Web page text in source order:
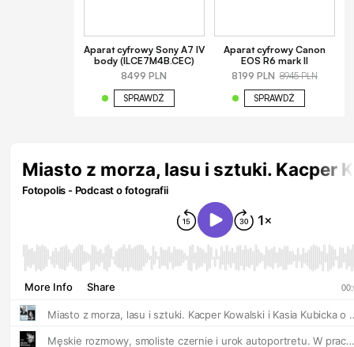
Aparat cyfrowy Sony A7 IV
body (ILCE7M4B.CEC)
8499 PLN
SPRAWDŹ
Aparat cyfrowy Canon
EOS R6 mark II
8199 PLN 8945 PLN
SPRAWDŹ